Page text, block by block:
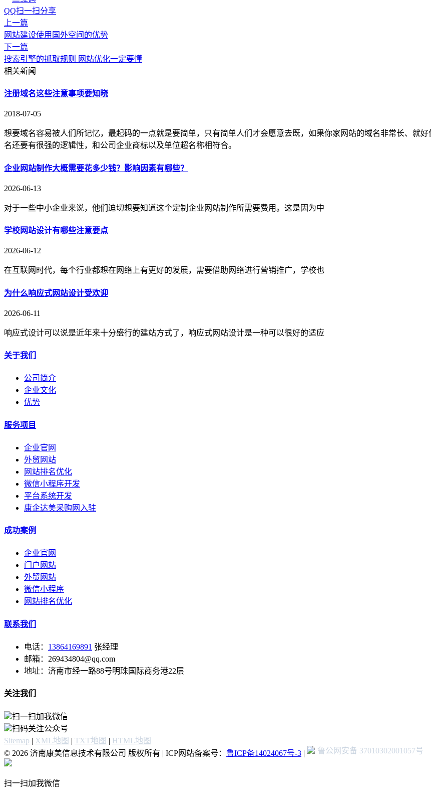
QQ扫一扫分享
上一篇
网站建设使用国外空间的优势
下一篇
搜索引擎的抓取规则 网站优化一定要懂
相关新闻
注册域名这些注意事项要知晓
2018-07-05
想要域名容易被人们所记忆，最起码的一点就是要简单，只有简单人们才会愿意去既，如果你家网站的域名非常长、就
名还要有很强的逻辑性，和公司企业商标以及单位超名称相符合。
企业网站制作大概需要花多少钱？影响因素有哪些？
2026-06-13
对于一些中小企业来说，他们迫切想要知道这个定制企业网站制作所需要费用。这是因为中
学校网站设计有哪些注意要点
2026-06-12
在互联网时代，每个行业都想在网络上有更好的发展，需要借助网络进行营销推广，学校也
为什么响应式网站设计受欢迎
2026-06-11
响应式设计可以说是近年来十分盛行的建站方式了，响应式网站设计是一种可以很好的适应
关于我们
公司简介
企业文化
优势
服务项目
企业官网
外贸网站
网站排名优化
微信小程序开发
平台系统开发
康企达美采购网入驻
成功案例
企业官网
门户网站
外贸网站
微信小程序
网站排名优化
联系我们
电话： 13864169891 张经理
邮箱：269434804@qq.com
地址：济南市经一路88号明珠国际商务港22层
关注我们
扫一扫加我微信
扫码关注公众号
Sitemap | XML地图 | TXT地图 | HTML地图
© 2026 济南康美信息技术有限公司 版权所有 | ICP网站备案号： 鲁ICP备14024067号-3 | 鲁公网安备 37010302001057号
扫一扫加我微信